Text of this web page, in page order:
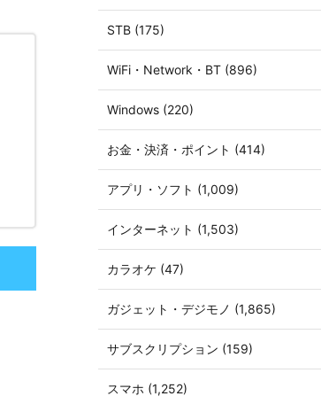
STB (175)
WiFi・Network・BT (896)
Windows (220)
お金・決済・ポイント (414)
アプリ・ソフト (1,009)
インターネット (1,503)
カラオケ (47)
ガジェット・デジモノ (1,865)
サブスクリプション (159)
スマホ (1,252)